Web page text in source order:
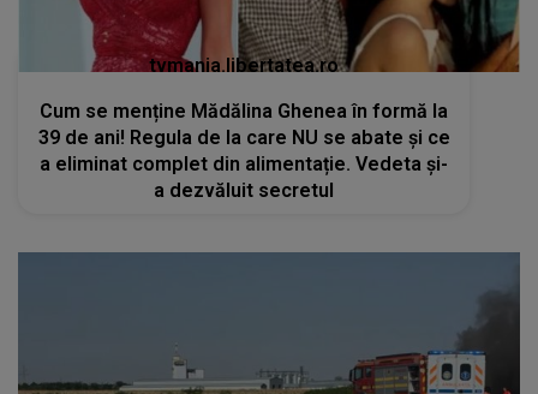
tvmania.libertatea.ro
Cum se menține Mădălina Ghenea în formă la
39 de ani! Regula de la care NU se abate și ce
a eliminat complet din alimentație. Vedeta și-
a dezvăluit secretul